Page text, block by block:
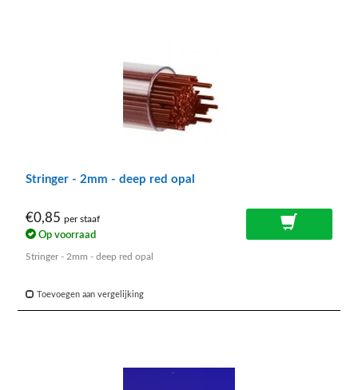
Stringer - 2mm - deep red opal
€0,85 per staaf
Op voorraad
Stringer - 2mm - deep red opal
Toevoegen aan vergelijking